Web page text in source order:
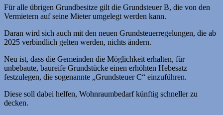
Für alle übrigen Grundbesitze gilt die Grundsteuer B, die von den
Vermietern auf seine Mieter umgelegt werden kann.
Daran wird sich auch mit den neuen Grundsteuerregelungen, die ab
2025 verbindlich gelten werden, nichts ändern.
Neu ist, dass die Gemeinden die Möglichkeit erhalten, für
unbebaute, baureife Grundstücke einen erhöhten Hebesatz
festzulegen, die sogenannte „Grundsteuer C“ einzuführen.
Diese soll dabei helfen, Wohnraumbedarf künftig schneller zu
decken.